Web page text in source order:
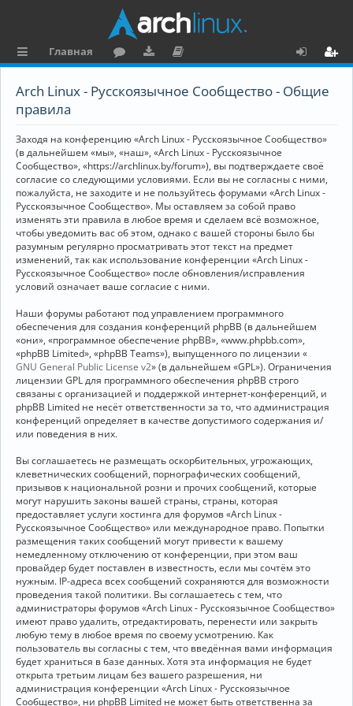
ы
к
и
Главная
ру
ру
и
ку
е
н
та
ц
и
я
о
Arch Linux - Русскоязычное Сообщество - Общие
правила
Заходя на конференцию «Arch Linux - Русскоязычное Сообщество»
(в дальнейшем «мы», «наш», «Arch Linux - Русскоязычное
Сообщество», «https://archlinux.by/forum»), вы подтверждаете своё
согласие со следующими условиями. Если вы не согласны с ними,
пожалуйста, не заходите и не пользуйтесь форумами «Arch Linux -
Русскоязычное Сообщество». Мы оставляем за собой право
изменять эти правила в любое время и сделаем всё возможное,
чтобы уведомить вас об этом, однако с вашей стороны было бы
разумным регулярно просматривать этот текст на предмет
изменений, так как использование конференции «Arch Linux -
Русскоязычное Сообщество» после обновления/исправления
условий означает ваше согласие с ними.
Наши форумы работают под управлением программного
обеспечения для создания конференций phpBB (в дальнейшем
«они», «программное обеспечение phpBB», «www.phpbb.com»,
«phpBB Limited», «phpBB Teams»), выпущенного по лицензии «
GNU General Public License v2» (в дальнейшем «GPL»). Ограничения
лицензии GPL для программного обеспечения phpBB строго
связаны с организацией и поддержкой интернет-конференций, и
phpBB Limited не несёт ответственности за то, что администрация
конференций определяет в качестве допустимого содержания и/
или поведения в них.
Вы соглашаетесь не размещать оскорбительных, угрожающих,
клеветнических сообщений, порнографических сообщений,
призывов к национальной розни и прочих сообщений, которые
могут нарушить законы вашей страны, страны, которая
предоставляет услуги хостинга для форумов «Arch Linux -
Русскоязычное Сообщество» или международное право. Попытки
размещения таких сообщений могут привести к вашему
немедленному отключению от конференции, при этом ваш
провайдер будет поставлен в известность, если мы сочтём это
нужным. IP-адреса всех сообщений сохраняются для возможности
проведения такой политики. Вы соглашаетесь с тем, что
администраторы форумов «Arch Linux - Русскоязычное Сообщество»
имеют право удалить, отредактировать, перенести или закрыть
любую тему в любое время по своему усмотрению. Как
пользователь вы согласны с тем, что введённая вами информация
будет храниться в базе данных. Хотя эта информация не будет
открыта третьим лицам без вашего разрешения, ни
администрация конференции «Arch Linux - Русскоязычное
Сообщество», ни phpBB Limited не может быть ответственна за